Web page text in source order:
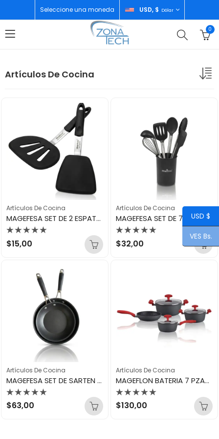
Seleccione una moneda USD, $ Dólar
0
Artículos De Cocina
Artículos De Cocina
MAGEFESA SET DE 2 ESPATULAS 34462
Valorado
con
$15,00
Artículos De Cocina
MAGEFESA SET DE 7 UTENSILIOS 34460
Valorado
con
$32,00
Artículos De Cocina
MAGEFESA SET DE SARTEN 20 Y 24CM 50 ANIVERSARIO 15600
Valorado
con
$63,00
Artículos De Cocina
MAGEFLON BATERIA 7 PZAS – VULCANO ANODIZADO 45880
Valorado
con
$130,00
USD $
VES Bs.